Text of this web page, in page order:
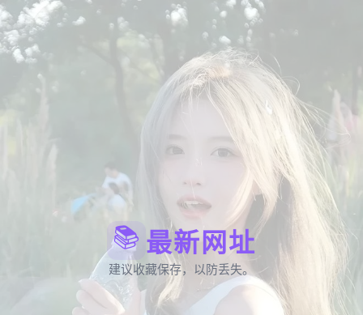
📚 最新网址
建议收藏保存，以防丢失。